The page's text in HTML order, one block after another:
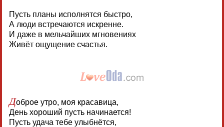
Пусть планы исполнятся быстро,
А люди встречаются искренне.
И даже в мельчайших мгновениях
Живёт ощущение счастья.
Доброе утро, моя красавица,
День хороший пусть начинается!
Пусть удача тебе улыбнётся,